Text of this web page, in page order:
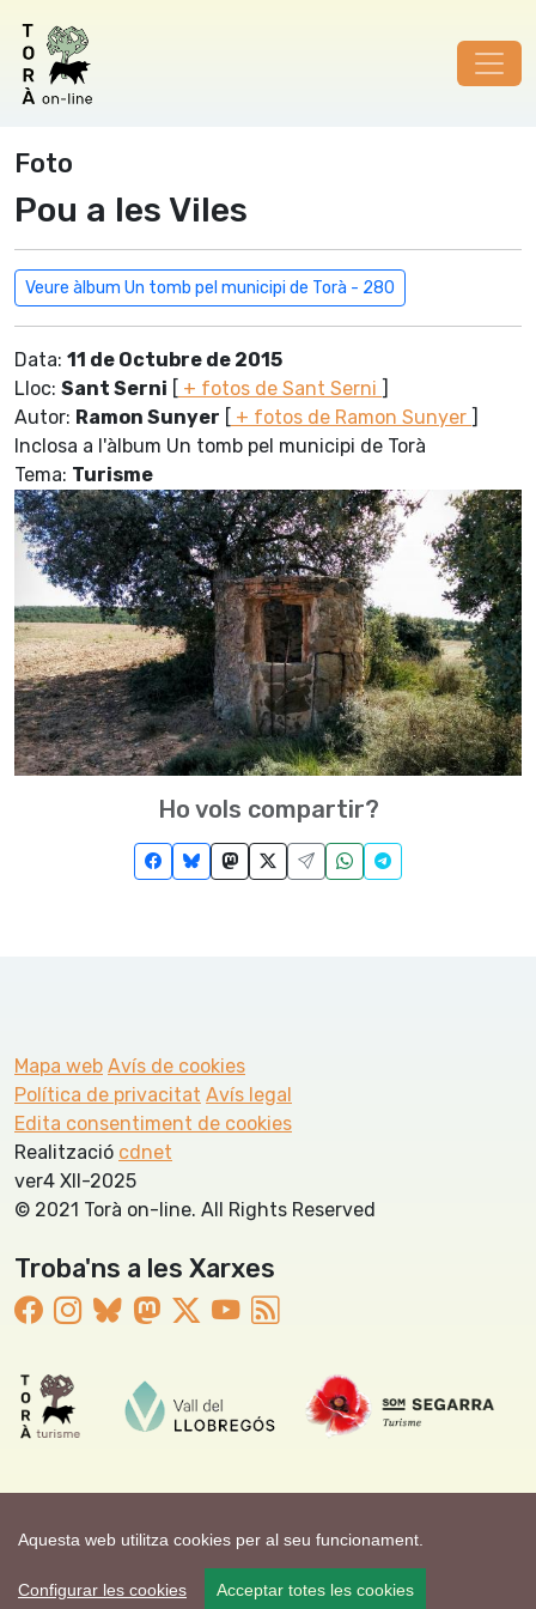
Aquesta web utilitza cookies per al seu funcionament.
Configurar les cookies Acceptar totes les cookies
Foto
Pou a les Viles
Veure àlbum Un tomb pel municipi de Torà - 280
Data: 11 de Octubre de 2015
Lloc: Sant Serni [ + fotos de Sant Serni ]
Autor: Ramon Sunyer [ + fotos de Ramon Sunyer ]
Inclosa a l'àlbum Un tomb pel municipi de Torà
Tema: Turisme
Ho vols compartir?
Mapa web Avís de cookies
Política de privacitat Avís legal
Edita consentiment de cookies
Realització cdnet
ver4 XII-2025
© 2021 Torà on-line. All Rights Reserved
Troba'ns a les Xarxes